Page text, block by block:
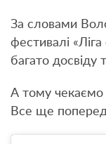
За словами
фестивалі
багато досвіду
А тому чекаємо
Все ще